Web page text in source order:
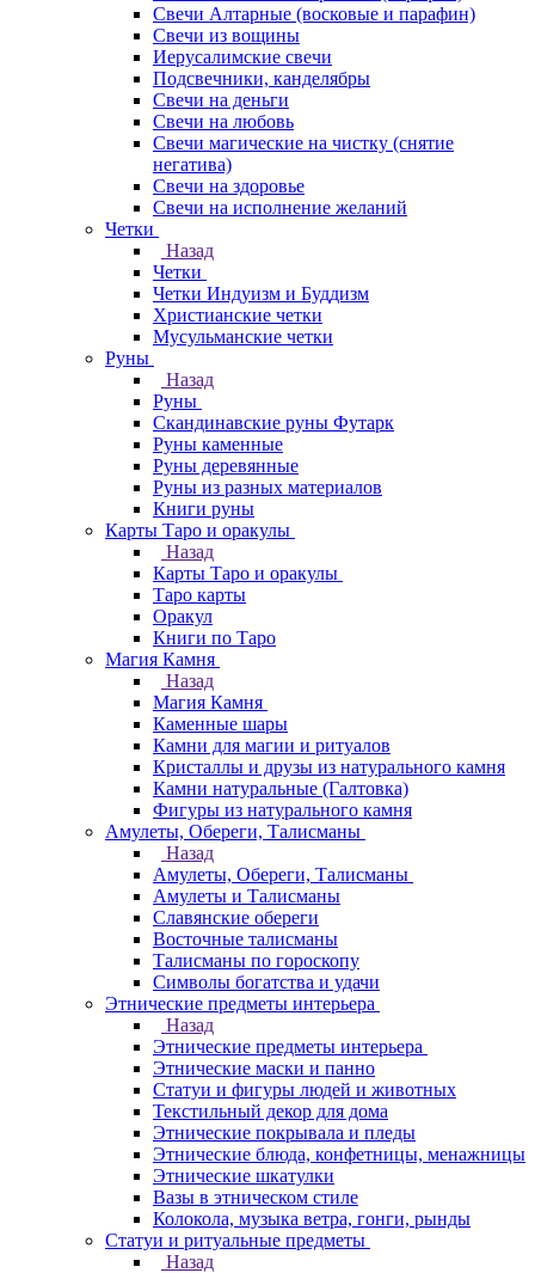
Свечи Алтарные (восковые и парафин)
Свечи из вощины
Иерусалимские свечи
Подсвечники, канделябры
Свечи на деньги
Свечи на любовь
Свечи магические на чистку (снятие
негатива)
Свечи на здоровье
Свечи на исполнение желаний
Четки
Назад
Четки
Четки Индуизм и Буддизм
Христианские четки
Мусульманские четки
Руны
Назад
Руны
Скандинавские руны Футарк
Руны каменные
Руны деревянные
Руны из разных материалов
Книги руны
Карты Таро и оракулы
Назад
Карты Таро и оракулы
Таро карты
Оракул
Книги по Таро
Магия Камня
Назад
Магия Камня
Каменные шары
Камни для магии и ритуалов
Кристаллы и друзы из натурального камня
Камни натуральные (Галтовка)
Фигуры из натурального камня
Амулеты, Обереги, Талисманы
Назад
Амулеты, Обереги, Талисманы
Амулеты и Талисманы
Славянские обереги
Восточные талисманы
Талисманы по гороскопу
Символы богатства и удачи
Этнические предметы интерьера
Назад
Этнические предметы интерьера
Этнические маски и панно
Статуи и фигуры людей и животных
Текстильный декор для дома
Этнические покрывала и пледы
Этнические блюда, конфетницы, менажницы
Этнические шкатулки
Вазы в этническом стиле
Колокола, музыка ветра, гонги, рынды
Статуи и ритуальные предметы
Назад